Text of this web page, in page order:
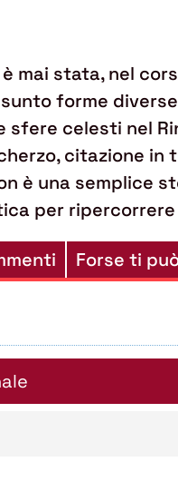
è mai stata, nel
forme
sfere celesti nel
citazione in
è una semplice
per
Forse ti